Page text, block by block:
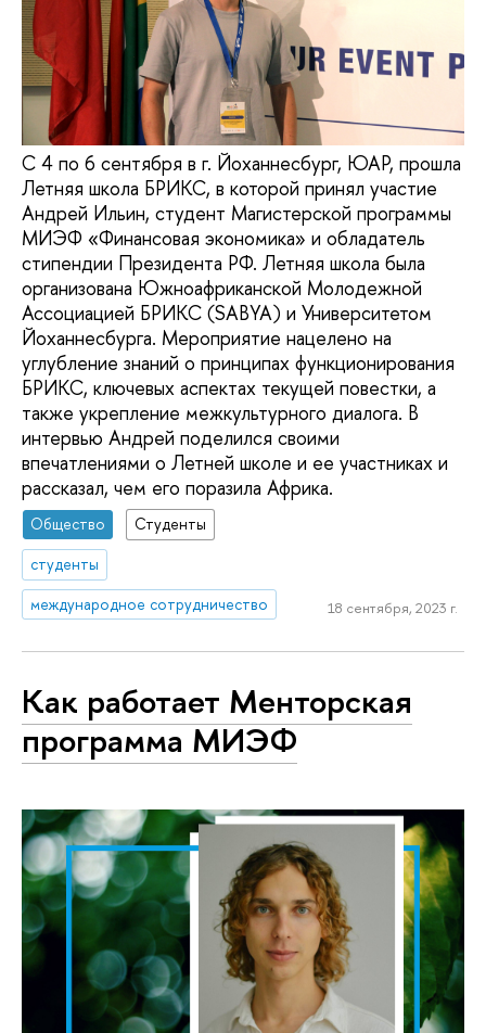
С 4 по 6 сентября в г. Йоханнесбург, ЮАР, прошла
Летняя школа БРИКС, в которой принял участие
Андрей Ильин, студент Магистерской программы
МИЭФ «Финансовая экономика» и обладатель
стипендии Президента РФ. Летняя школа была
организована Южноафриканской Молодежной
Ассоциацией БРИКС (SABYA) и Университетом
Йоханнесбурга. Мероприятие нацелено на
углубление знаний о принципах функционирования
БРИКС, ключевых аспектах текущей повестки, а
также укрепление межкультурного диалога. В
интервью Андрей поделился своими
впечатлениями о Летней школе и ее участниках и
рассказал, чем его поразила Африка.
Общество
Студенты
студенты
международное сотрудничество
18 сентября, 2023 г.
Как работает Менторская
программа МИЭФ